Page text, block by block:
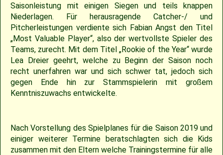
Saisonleistung mit einigen Siegen und teils knappen
Niederlagen. Für herausragende Catcher-/ und
Pitcherleistungen verdiente sich Fabian Angst den Titel
„Most Valuable Player“, also der wertvollste Spieler des
Teams, zurecht. Mit dem Titel „Rookie of the Year“ wurde
Lea Dreier geehrt, welche zu Beginn der Saison noch
recht unerfahren war und sich schwer tat, jedoch sich
gegen Ende hin zur Stammspielerin mit großem
Kenntniszuwachs entwickelte.
Nach Vorstellung des Spielplanes für die Saison 2019 und
einiger weiterer Termine beratschlagten sich die Kids
zusammen mit den Eltern welche Trainingstermine für alle
2012
2011
2010
2009
04.03.2017 – Jugendausflug Sensapolis
03.03.2017 – Jahreshauptversammlung
Saison 2013
Saison 2012
Saison 2011
Saison 2010